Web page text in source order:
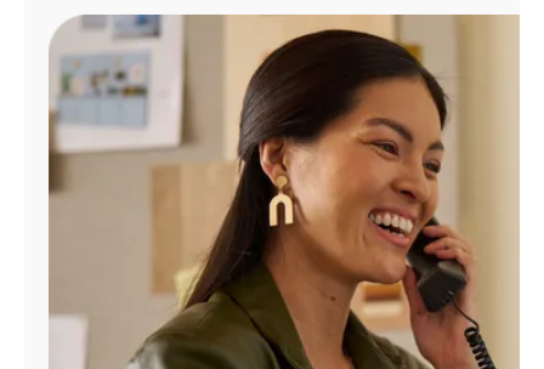
Administrar
cuenta
Encuentra
tienda